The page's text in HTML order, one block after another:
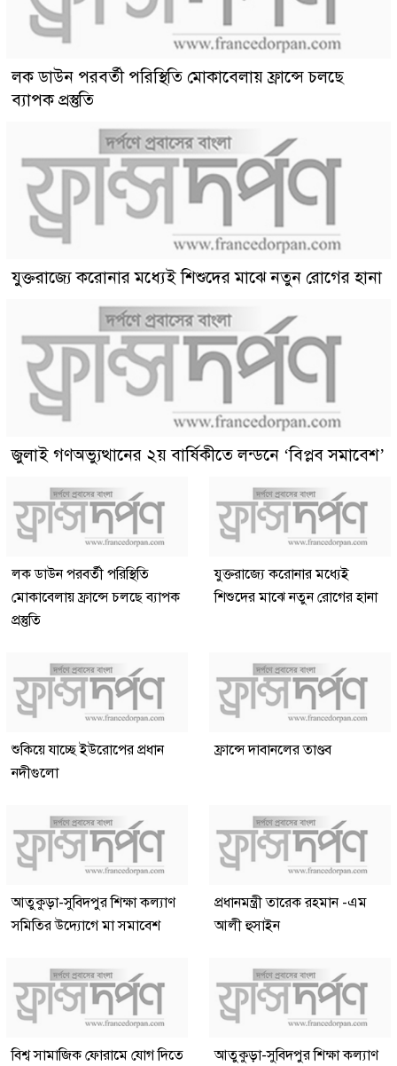
লক ডাউন পরবর্তী পরিস্থিতি মোকাবেলায় ফ্রান্সে চলছে
ব্যাপক প্রস্তুতি
যুক্তরাজ্যে করোনার মধ্যেই শিশুদের মাঝে নতুন রোগের হানা
জুলাই গণঅভ্যুত্থানের ২য় বার্ষিকীতে লন্ডনে ‘বিপ্লব সমাবেশ’
লক ডাউন পরবর্তী পরিস্থিতি
মোকাবেলায় ফ্রান্সে চলছে ব্যাপক
প্রস্তুতি
যুক্তরাজ্যে করোনার মধ্যেই
শিশুদের মাঝে নতুন রোগের হানা
শুকিয়ে যাচ্ছে ইউরোপের প্রধান
নদীগুলো
ফ্রান্সে দাবানলের তাণ্ডব
আতুকুড়া-সুবিদপুর শিক্ষা কল্যাণ
সমিতির উদ্যোগে মা সমাবেশ
প্রধানমন্ত্রী তারেক রহমান -এম
আলী হুসাইন
বিশ্ব সামাজিক ফোরামে যোগ দিতে
আতুকুড়া-সুবিদপুর শিক্ষা কল্যাণ